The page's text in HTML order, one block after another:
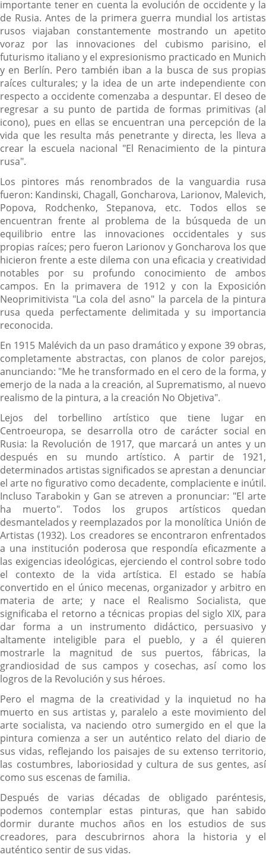
importante tener en cuenta la evolución de occidente y la
de Rusia. Antes de la primera guerra mundial los artistas
rusos viajaban constantemente mostrando un apetito
voraz por las innovaciones del cubismo parisino, el
futurismo italiano y el expresionismo practicado en Munich
y en Berlín. Pero también iban a la busca de sus propias
raíces culturales; y la idea de un arte independiente con
respecto a occidente comenzaba a despuntar. El deseo de
regresar a su punto de partida de formas primitivas (al
icono), pues en ellas se encuentran una percepción de la
vida que les resulta más penetrante y directa, les lleva a
crear la escuela nacional "El Renacimiento de la pintura
rusa".
Los pintores más renombrados de la vanguardia rusa
fueron: Kandinski, Chagall, Goncharova, Larionov, Malevich,
Popova, Rodchenko, Stepanova, etc. Todos ellos se
encuentran frente al problema de la búsqueda de un
equilibrio entre las innovaciones occidentales y sus
propias raíces; pero fueron Larionov y Goncharova los que
hicieron frente a este dilema con una eficacia y creatividad
notables por su profundo conocimiento de ambos
campos. En la primavera de 1912 y con la Exposición
Neoprimitivista "La cola del asno" la parcela de la pintura
rusa queda perfectamente delimitada y su importancia
reconocida.
En 1915 Malévich da un paso dramático y expone 39 obras,
completamente abstractas, con planos de color parejos,
anunciando: "Me he transformado en el cero de la forma, y
emerjo de la nada a la creación, al Suprematismo, al nuevo
realismo de la pintura, a la creación No Objetiva".
Lejos del torbellino artístico que tiene lugar en
Centroeuropa, se desarrolla otro de carácter social en
Rusia: la Revolución de 1917, que marcará un antes y un
después en su mundo artístico. A partir de 1921,
determinados artistas significados se aprestan a denunciar
el arte no figurativo como decadente, complaciente e inútil.
Incluso Tarabokin y Gan se atreven a pronunciar: "El arte
ha muerto". Todos los grupos artísticos quedan
desmantelados y reemplazados por la monolítica Unión de
Artistas (1932). Los creadores se encontraron enfrentados
a una institución poderosa que respondía eficazmente a
las exigencias ideológicas, ejerciendo el control sobre todo
el contexto de la vida artística. El estado se había
convertido en el único mecenas, organizador y arbitro en
materia de arte; y nace el Realismo Socialista, que
significaba el retorno a técnicas propias del siglo XIX, para
dar forma a un instrumento didáctico, persuasivo y
altamente inteligible para el pueblo, y a él quieren
mostrarle la magnitud de sus puertos, fábricas, la
grandiosidad de sus campos y cosechas, así como los
logros de la Revolución y sus héroes.
Pero el magma de la creatividad y la inquietud no ha
muerto en sus artistas y, paralelo a este movimiento del
arte socialista, va naciendo otro sumergido en el que la
pintura comienza a ser un auténtico relato del diario de
sus vidas, reflejando los paisajes de su extenso territorio,
las costumbres, laboriosidad y cultura de sus gentes, así
como sus escenas de familia.
Después de varias décadas de obligado paréntesis,
podemos contemplar estas pinturas, que han sabido
dormir durante muchos años en los estudios de sus
creadores, para descubrirnos ahora la historia y el
auténtico sentir de sus vidas.